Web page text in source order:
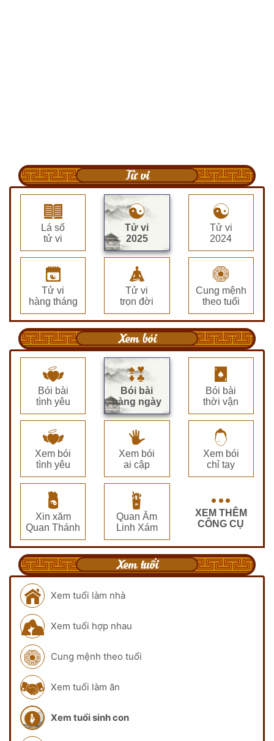
Tử vi
Lá số
tử vi
Tử vi
2025
Tử vi
2024
Tử vi
hàng tháng
Tử vi
trọn đời
Cung mệnh
theo tuổi
Xem bói
Bói bài
tình yêu
Bói bài
hàng ngày
Bói bài
thời vận
Xem bói
tình yêu
Xem bói
ai cập
Xem bói
chỉ tay
Xin xăm
Quan Thánh
Quan Âm
Linh Xám
XEM THÊM
CÔNG CỤ
Xem tuổi
Xem tuổi làm nhà
Xem tuổi hợp nhau
Cung mệnh theo tuổi
Xem tuổi làm ăn
Xem tuổi sinh con